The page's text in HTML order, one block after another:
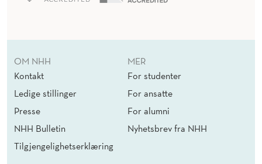
OM NHH
Kontakt
Ledige stillinger
Presse
NHH Bulletin
Tilgjengelighetserklæring
MER
For studenter
For ansatte
For alumni
Nyhetsbrev fra NHH